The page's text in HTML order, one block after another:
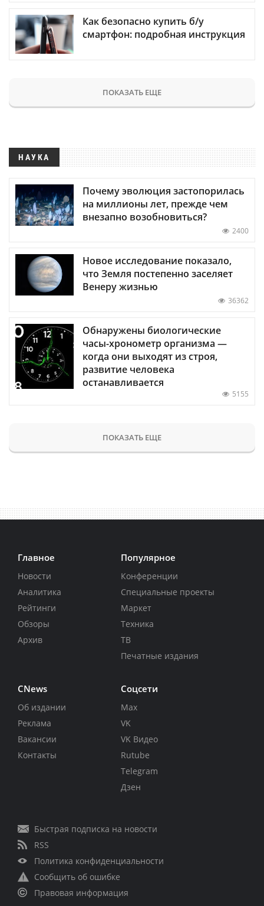
Как безопасно купить б/у
смартфон: подробная инструкция
ПОКАЗАТЬ ЕЩЕ
НАУКА
Почему эволюция застопорилась
на миллионы лет, прежде чем
внезапно возобновиться?
2400
Новое исследование показало,
что Земля постепенно заселяет
Венеру жизнью
36362
Обнаружены биологические
часы-хронометр организма —
когда они выходят из строя,
развитие человека
останавливается
5155
ПОКАЗАТЬ ЕЩЕ
Главное
Новости
Аналитика
Рейтинги
Обзоры
Архив
Популярное
Конференции
Специальные проекты
Маркет
Техника
ТВ
Печатные издания
CNews
Об издании
Реклама
Вакансии
Контакты
Соцсети
Max
VK
VK Видео
Rutube
Telegram
Дзен
Быстрая подписка на новости
RSS
Политика конфиденциальности
Сообщить об ошибке
Правовая информация